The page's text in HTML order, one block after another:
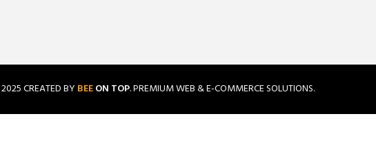
2025 CREATED BY BEEON TOP. PREMIUM WEB & E-COMMERCE SOLUTIONS.